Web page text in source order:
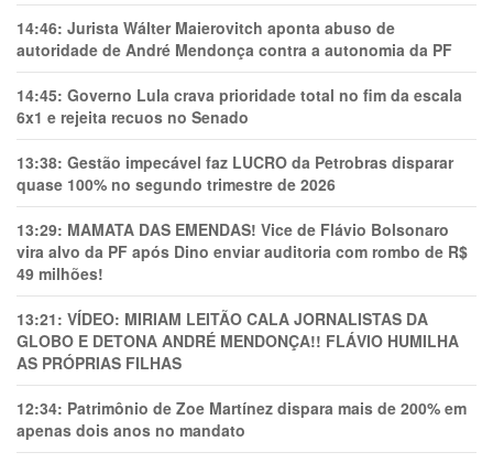
14:46: Jurista Wálter Maierovitch aponta abuso de
autoridade de André Mendonça contra a autonomia da PF
14:45: Governo Lula crava prioridade total no fim da escala
6x1 e rejeita recuos no Senado
13:38: Gestão impecável faz LUCRO da Petrobras disparar
quase 100% no segundo trimestre de 2026
13:29: MAMATA DAS EMENDAS! Vice de Flávio Bolsonaro
vira alvo da PF após Dino enviar auditoria com rombo de R$
49 milhões!
13:21: VÍDEO: MIRIAM LEITÃO CALA JORNALISTAS DA
GLOBO E DETONA ANDRÉ MENDONÇA!! FLÁVIO HUMILHA
AS PRÓPRIAS FILHAS
12:34: Patrimônio de Zoe Martínez dispara mais de 200% em
apenas dois anos no mandato